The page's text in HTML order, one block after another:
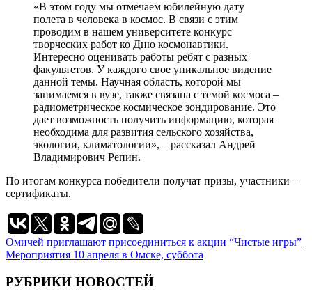
«В этом году мы отмечаем юбилейную дату
полета в человека в космос. В связи с этим
проводим в нашем университете конкурс
творческих работ ко Дню космонавтики.
Интересно оценивать работы ребят с разных
факультетов. У каждого свое уникальное видение
данной темы. Научная область, которой мы
занимаемся в вузе, также связана с темой космоса –
радиометрическое космическое зондирование. Это
дает возможность получить информацию, которая
необходима для развития сельского хозяйства,
экологии, климатологии», – рассказал Андрей
Владимирович Репин.
По итогам конкурса победители получат призы, участники –
сертификаты.
Навигация
по
записям
Омичей приглашают присоединиться к акции “Чистые игры”
Мероприятия 10 апреля в Омске, суббота
РУБРИКИ НОВОСТЕЙ